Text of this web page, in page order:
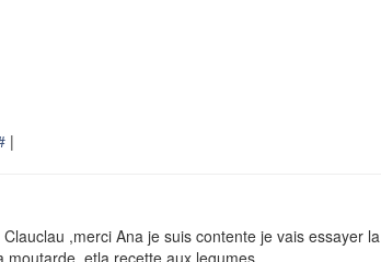
|
,merci Ana je suis contente je vais essayer la
moutarde etla recette aux legumes